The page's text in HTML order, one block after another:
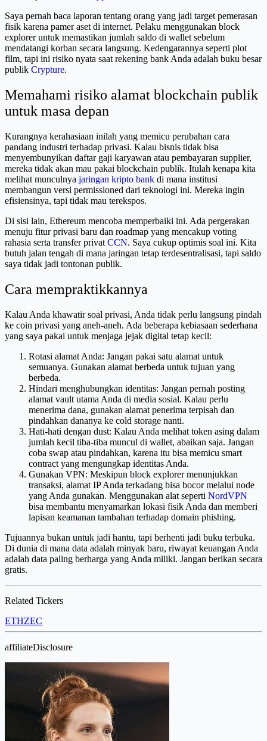
Saya pernah baca laporan tentang orang yang jadi target pemerasan
fisik karena pamer aset di internet. Pelaku menggunakan block
explorer untuk memastikan jumlah saldo di wallet sebelum
mendatangi korban secara langsung. Kedengarannya seperti plot
film, tapi ini risiko nyata saat rekening bank Anda adalah buku besar
publik Crypture.
Memahami risiko alamat blockchain publik
untuk masa depan
Kurangnya kerahasiaan inilah yang memicu perubahan cara
pandang industri terhadap privasi. Kalau bisnis tidak bisa
menyembunyikan daftar gaji karyawan atau pembayaran supplier,
mereka tidak akan mau pakai blockchain publik. Itulah kenapa kita
melihat munculnya jaringan kripto bank di mana institusi
membangun versi permissioned dari teknologi ini. Mereka ingin
efisiensinya, tapi tidak mau terekspos.
Di sisi lain, Ethereum mencoba memperbaiki ini. Ada pergerakan
menuju fitur privasi baru dan roadmap yang mencakup voting
rahasia serta transfer privat CCN. Saya cukup optimis soal ini. Kita
butuh jalan tengah di mana jaringan tetap terdesentralisasi, tapi saldo
saya tidak jadi tontonan publik.
Cara mempraktikkannya
Kalau Anda khawatir soal privasi, Anda tidak perlu langsung pindah
ke coin privasi yang aneh-aneh. Ada beberapa kebiasaan sederhana
yang saya pakai untuk menjaga jejak digital tetap kecil:
Rotasi alamat Anda: Jangan pakai satu alamat untuk
semuanya. Gunakan alamat berbeda untuk tujuan yang
berbeda.
Hindari menghubungkan identitas: Jangan pernah posting
alamat vault utama Anda di media sosial. Kalau perlu
menerima dana, gunakan alamat penerima terpisah dan
pindahkan dananya ke cold storage nanti.
Hati-hati dengan dust: Kalau Anda melihat token asing dalam
jumlah kecil tiba-tiba muncul di wallet, abaikan saja. Jangan
coba swap atau pindahkan, karena itu bisa memicu smart
contract yang mengungkap identitas Anda.
Gunakan VPN: Meskipun block explorer menunjukkan
transaksi, alamat IP Anda terkadang bisa bocor melalui node
yang Anda gunakan. Menggunakan alat seperti NordVPN
bisa membantu menyamarkan lokasi fisik Anda dan memberi
lapisan keamanan tambahan terhadap domain phishing.
Tujuannya bukan untuk jadi hantu, tapi berhenti jadi buku terbuka.
Di dunia di mana data adalah minyak baru, riwayat keuangan Anda
adalah data paling berharga yang Anda miliki. Jangan berikan secara
gratis.
Related Tickers
ETHZEC
affiliateDisclosure